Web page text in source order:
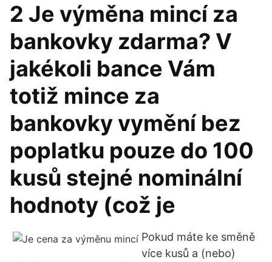
2 Je výměna mincí za
bankovky zdarma? V
jakékoli bance Vám
totiž mince za
bankovky vymění bez
poplatku pouze do 100
kusů stejné nominální
hodnoty (což je
Pokud máte ke směně
více kusů a (nebo)